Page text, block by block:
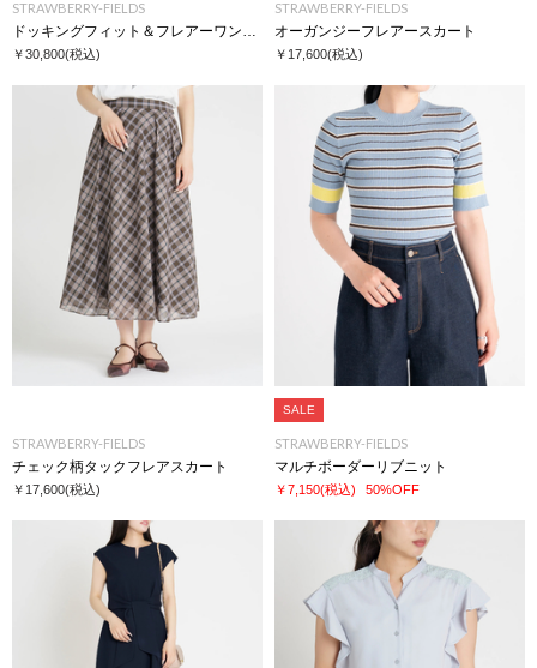
STRAWBERRY-FIELDS
￥30,800(税込)
STRAWBERRY-FIELDS
オーガンジーフレアースカート
￥17,600(税込)
STRAWBERRY-FIELDS
チェック柄タックフレアスカート
￥17,600(税込)
SALE
STRAWBERRY-FIELDS
マルチボーダーリブニット
￥7,150(税込) 50%OFF